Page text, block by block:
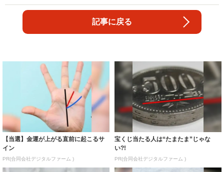
記事に戻る
【当選】金運が上がる直前に起こるサ
イン
PR(合同会社デジタルファーム )
宝くじ当たる人は“たまたま”じゃな
い?!
PR(合同会社デジタルファーム )